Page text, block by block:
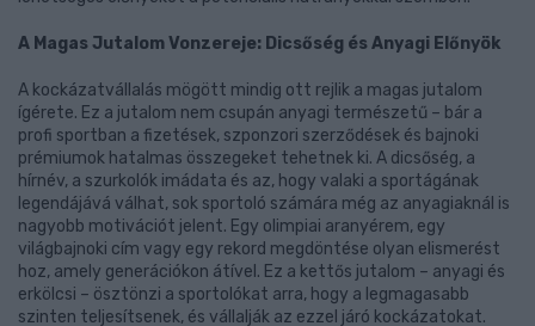
A Magas Jutalom Vonzereje: Dicsőség és Anyagi Előnyök
A kockázatvállalás mögött mindig ott rejlik a magas jutalom
ígérete. Ez a jutalom nem csupán anyagi természetű – bár a
profi sportban a fizetések, szponzori szerződések és bajnoki
prémiumok hatalmas összegeket tehetnek ki. A dicsőség, a
hírnév, a szurkolók imádata és az, hogy valaki a sportágának
legendájává válhat, sok sportoló számára még az anyagiaknál is
nagyobb motivációt jelent. Egy olimpiai aranyérem, egy
világbajnoki cím vagy egy rekord megdöntése olyan elismerést
hoz, amely generációkon átível. Ez a kettős jutalom – anyagi és
erkölcsi – ösztönzi a sportolókat arra, hogy a legmagasabb
szinten teljesítsenek, és vállalják az ezzel járó kockázatokat.